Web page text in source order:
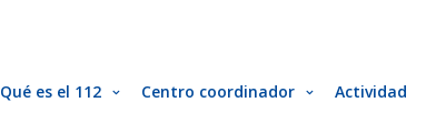
Qué es el 112 Centro coordinador Actividad